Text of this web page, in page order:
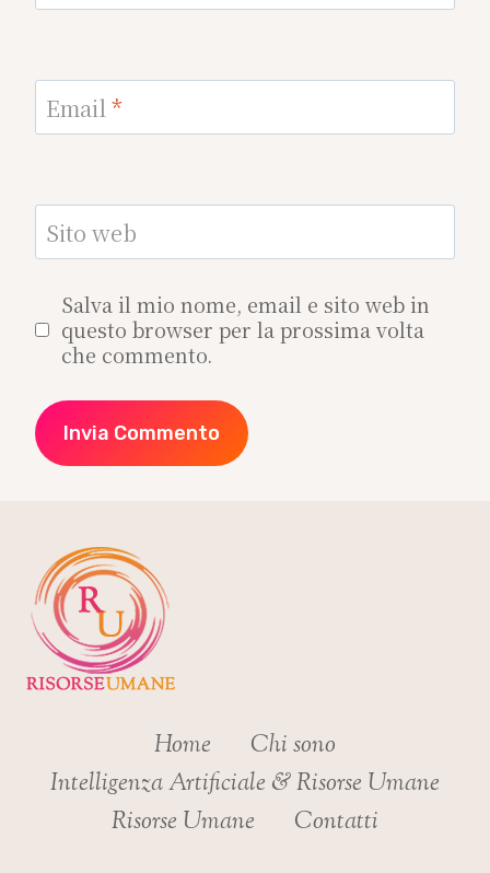
Email*
Sito web
Salva il mio nome, email e sito web in
questo browser per la prossima volta
che commento.
Home
Chi sono
Intelligenza Artificiale & Risorse Umane
Risorse Umane
Contatti